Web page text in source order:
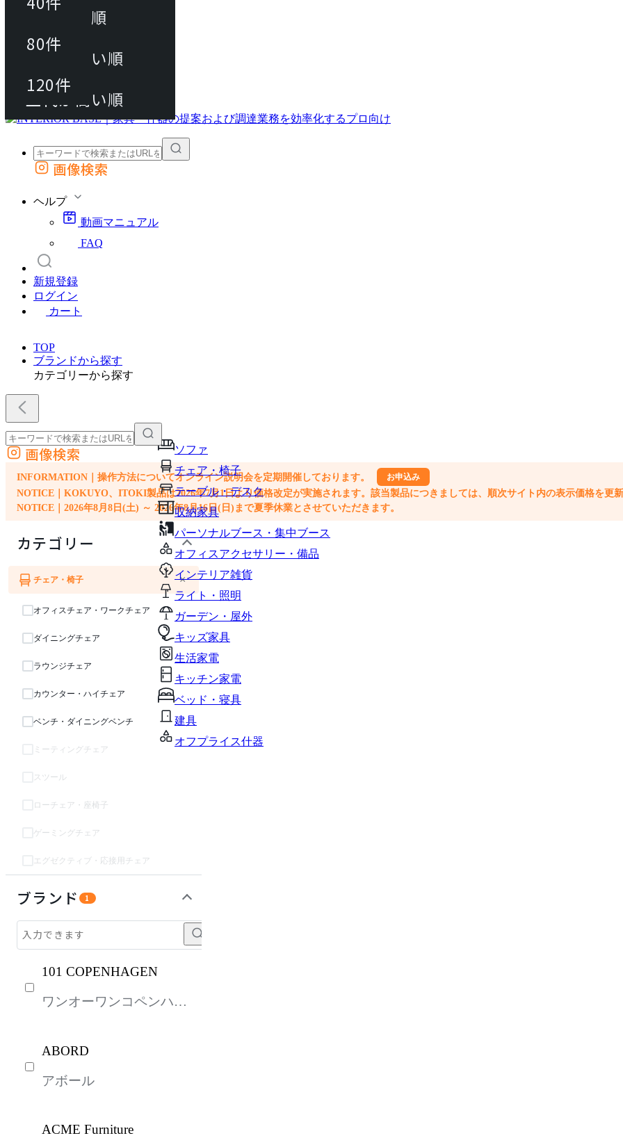
動画マニュアル
FAQ
カート
外部サイトの商品をカートに追加
画像検索
ヘルプ
動画マニュアル
FAQ
新規登録
ログイン
カート
TOP
ブランドから探す
カテゴリーから探す
ソファ
チェア・椅子
テーブル・デスク
収納家具
パーソナルブース・集中ブース
オフィスアクセサリー・備品
インテリア雑貨
ライト・照明
ガーデン・屋外
キッズ家具
生活家電
キッチン家電
ベッド・寝具
建具
オフプライス什器
外部サイトの商品をカートに追加
他のサイトで見つけた商品ページのURLを貼り付けて、カートに追加できます
画像検索
INFORMATION｜操作方法についてオンライン説明会を定期開催しております。 お申込み
NOTICE｜KOKUYO、ITOKI製品は2026年7月1日より価格改定が実施されます。該当製品につきましては、順次サイト内の表示価格を更新
NOTICE｜2026年8月8日(土) ～ 2026年8月16日(日)まで夏季休業とさせていただきます。
カテゴリー
ソファ
チェア・椅子 ×
オフィスチェア・ワークチェア
ダイニングチェア
ラウンジチェア
カウンター・ハイチェア
ベンチ・ダイニングベンチ
ミーティングチェア
スツール
ローチェア・座椅子
ゲーミングチェア
エグゼクティブ・応接用チェア
ブランド 1
101 COPENHAGEN
ワンオーワンコペンハー
ABORD
アボール
ACME Furniture
80件
120件
おすすめ順
上代が安い順
上代が高い順
80件
120件